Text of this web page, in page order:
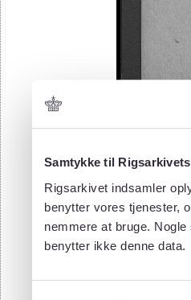
Samtykke til
Rigsarkivet indsamler
benytter vores tjenester,
nemmere at bruge.
benytter ikke denne data.